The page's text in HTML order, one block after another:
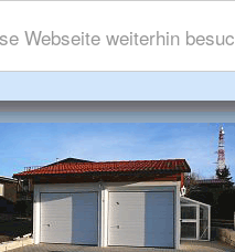
Webseite weiterhin